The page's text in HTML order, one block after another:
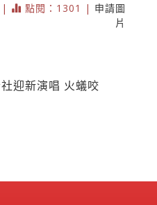
點閱：1301 | 申請圖
片
迎新演唱 火蟻咬